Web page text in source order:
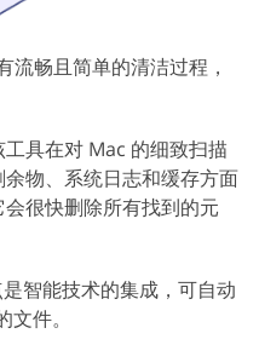
流畅且简单的清洁过程，
具在对 Mac 的细致扫描
物、系统日志和缓存方面
很快删除所有找到的元
智能技术的集成，可自动
件。